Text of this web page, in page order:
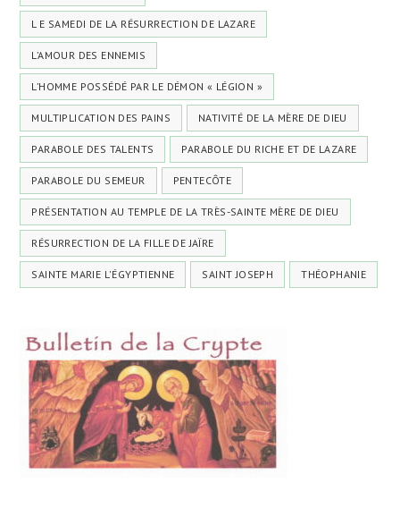
L E SAMEDI DE LA RÉSURRECTION DE LAZARE
L’AMOUR DES ENNEMIS
L’HOMME POSSÉDÉ PAR LE DÉMON « LÉGION »
MULTIPLICATION DES PAINS NATIVITÉ DE LA MÈRE DE DIEU
PARABOLE DES TALENTS PARABOLE DU RICHE ET DE LAZARE
PARABOLE DU SEMEUR PENTECÔTE
PRÉSENTATION AU TEMPLE DE LA TRÈS-SAINTE MÈRE DE DIEU
RÉSURRECTION DE LA FILLE DE JAÏRE
SAINTE MARIE L'ÉGYPTIENNE SAINT JOSEPH THÉOPHANIE